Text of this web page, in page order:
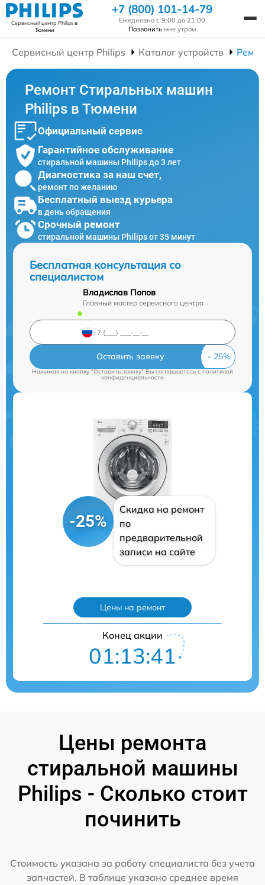
Сервисный центр Philipsв
Тюмени
+7 (800) 101-14-79
Ежедневно с 9:00 до 21:00
Позвонить мне утром
Сервисный центр Philips Каталог устройств
Ремонт Стиральных машин
Philips в Тюмени
Официальный сервис
Гарантийное обслуживание
стиральной машины Philips до 3 лет
Диагностика за наш счет,
ремонт по желанию
Бесплатный выезд курьера
в день обращения
Срочный ремонт
стиральной машины Philips от 35 минут
Бесплатная консультация со
специалистом
Владислав Попов
Главный мастер сервисного центра
Оставить заявку
Нажимая на кнопку "Оставить заявку" Вы соглашаетесь c политикой
конфиденциальности
-25%
Скидка на ремонт
по
предварительной
записи на сайте
Цены на ремонт
Конец акции
01:13:40
Цены ремонта
стиральной машины
Philips - Сколько стоит
починить
Стоимость указана за работу специалиста без учета
запчастей. В таблице указано среднее время